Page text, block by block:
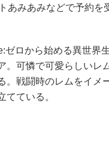
あみあみなどで予約を
ロから始める異世界
。可憐で可愛らしいレ
。戦闘時のレムをイメ
てている。